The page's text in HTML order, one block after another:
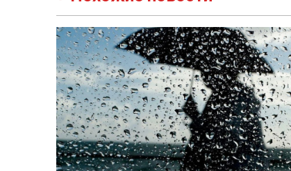
16:27 9 сентября 2025
Прогноз погоды в Азербайджане на 10
сентября